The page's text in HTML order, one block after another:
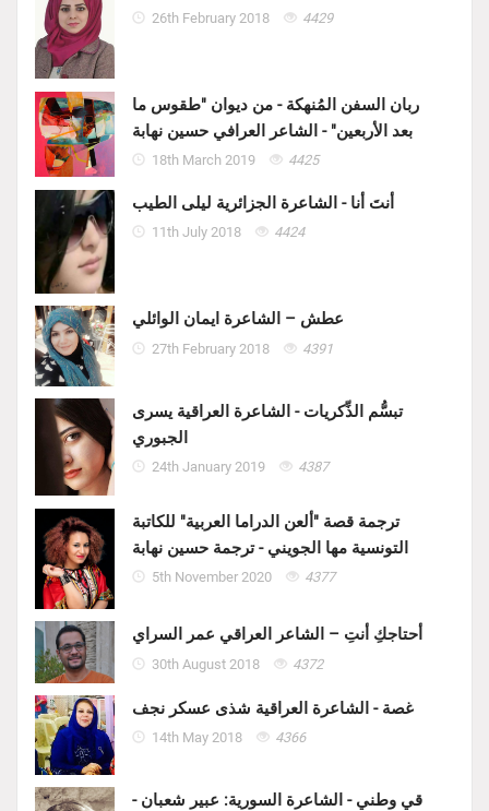
26th February 2018 4429
ربان السفن المُنهكة - من ديوان "طقوس ما
بعد الأربعين" - الشاعر العرافي حسين نهابة
18th March 2019 4425
أنتَ أنا - الشاعرة الجزائرية ليلى الطيب
11th July 2018 4424
عطش – الشاعرة ايمان الوائلي
27th February 2018 4391
تبسُّم الذِّكريات - الشاعرة العراقية يسرى
الجبوري
24th January 2019 4387
ترجمة قصة "ألعن الدراما العربية" للكاتبة
التونسية مها الجويني - ترجمة حسين نهابة
5th November 2020 4377
أحتاجكِ أنتِ – الشاعر العراقي عمر السراي
30th August 2018 4372
غصة - الشاعرة العراقية شذى عسكر نجف
14th May 2018 4366
قي وطني - الشاعرة السورية: عبير شعبان -